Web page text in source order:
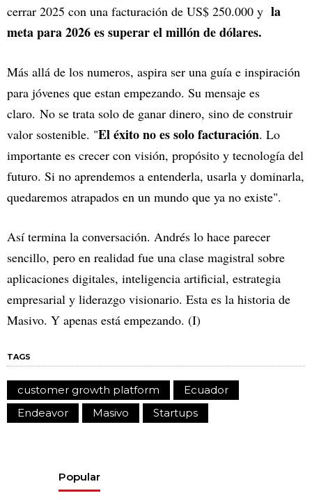
cerrar 2025 con una facturación de US$ 250.000 y la
meta para 2026 es superar el millón de dólares.
Más allá de los numeros, aspira ser una guía e inspiración
para jóvenes que estan empezando. Su mensaje es
claro. No se trata solo de ganar dinero, sino de construir
valor sostenible. "El éxito no es solo facturación. Lo
importante es crecer con visión, propósito y tecnología del
futuro. Si no aprendemos a entenderla, usarla y dominarla,
quedaremos atrapados en un mundo que ya no existe".
Así termina la conversación. Andrés lo hace parecer
sencillo, pero en realidad fue una clase magistral sobre
aplicaciones digitales, inteligencia artificial, estrategia
empresarial y liderazgo visionario. Esta es la historia de
Masivo. Y apenas está empezando. (I)
TAGS
customer growth platform
Ecuador
Endeavor
Masivo Startups
Popular